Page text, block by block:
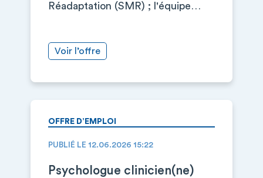
Réadaptation (SMR) ; l'équipe…
Voir l’offre
OFFRE D’EMPLOI
PUBLIÉ LE 12.06.2026 15:22
Psychologue clinicien(ne)